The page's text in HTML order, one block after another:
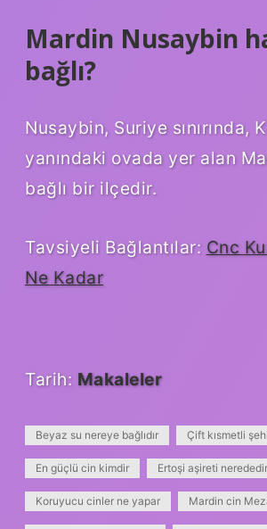
Mardin Nusaybin
bağlı?
Nusaybin, Suriye sınırında,
yanındaki ovada yer alan
bağlı bir ilçedir.
Tavsiyeli Bağlantılar: Cnc
Ne Kadar
Tarih: Makaleler
Beyaz su nereye bağlıdır Çift kısmetli
En güçlü cin kimdir Ertoşi aşireti nerededir
Koruyucu cinler ne yapar Mardin cin